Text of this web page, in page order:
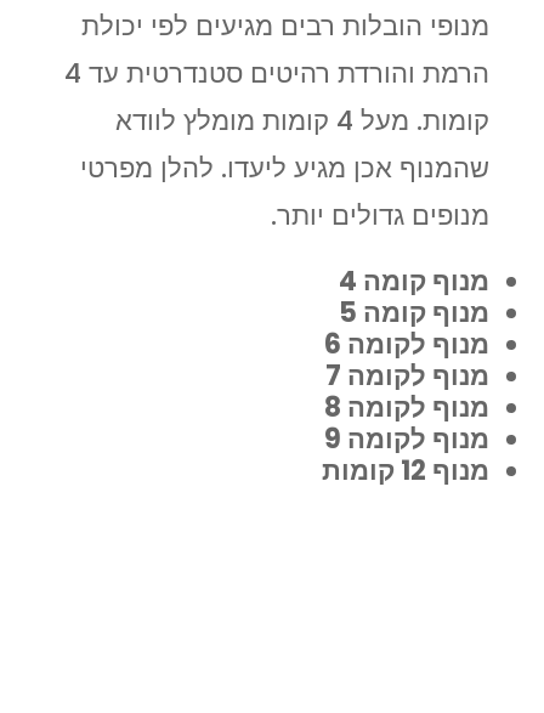
מנופי הובלות רבים מגיעים לפי יכולת
הרמת והורדת רהיטים סטנדרטית עד 4
קומות. מעל 4 קומות מומלץ לוודא
שהמנוף אכן מגיע ליעדו. להלן מפרטי
מנופים גדולים יותר.
מנוף קומה 4
מנוף קומה 5
מנוף לקומה 6
מנוף לקומה 7
מנוף לקומה 8
מנוף לקומה 9
מנוף 12 קומות